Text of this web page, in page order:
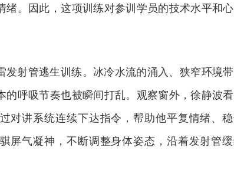
绪。因此，这项训练对参训学员的技术水平和
发射管逃生训练。冰冷水流的涌入、狭窄环境
的呼吸节奏也被瞬间打乱。观察窗外，徐静波
对讲系统连续下达指令，帮助他平复情绪、
屏气凝神，不断调整身体姿态，沿着发射管